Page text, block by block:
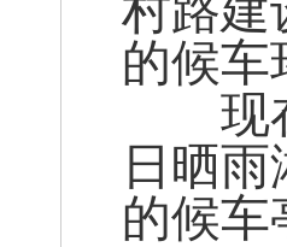
的候车
现在
日晒
的候车